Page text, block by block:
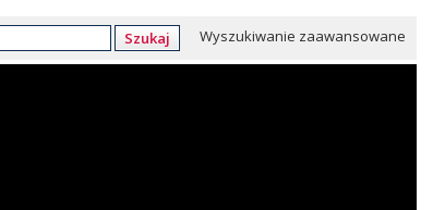
Szukaj Wyszukiwanie zaawansowane